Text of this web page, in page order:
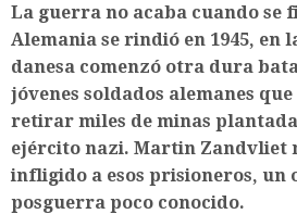
La guerra no acaba cuando se
Alemania se rindió en 1945, en
danesa comenzó otra dura
jóvenes soldados alemanes
retirar miles de minas
ejército nazi. Martin Zandvliet
infligido a esos prisioneros, un
posguerra poco conocido.